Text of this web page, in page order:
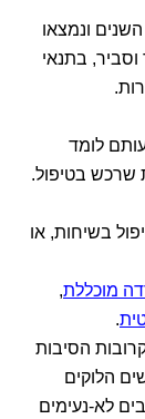
ונמצאו
בתנאי
לומד
שרכש בטיפול.
בשיחות, או
מוכללת,
.
הסיבות
הלוקים
לא-נעימים